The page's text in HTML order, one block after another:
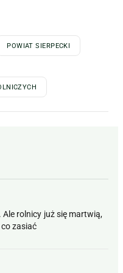
POWIAT SIERPECKI
rolnicy już się martwią,
zasiać